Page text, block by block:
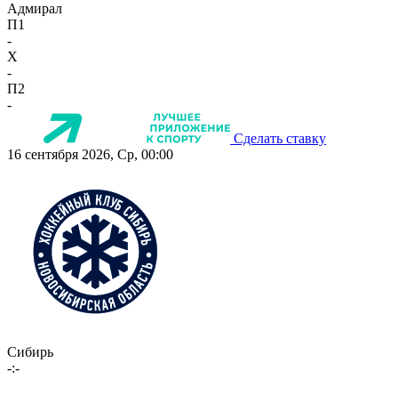
Адмирал
П1
-
X
-
П2
-
Сделать ставку
16 сентября 2026, Ср, 00:00
Сибирь
-:-